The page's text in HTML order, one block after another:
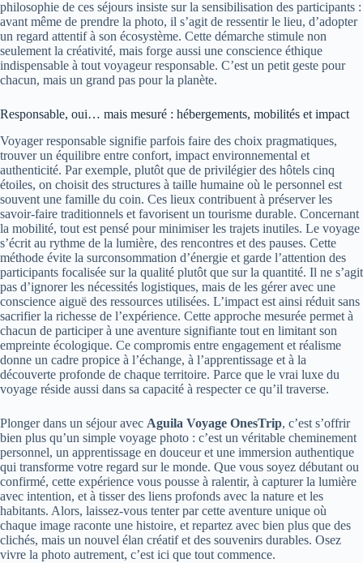
philosophie de ces séjours insiste sur la sensibilisation des participants :
avant même de prendre la photo, il s’agit de ressentir le lieu, d’adopter
un regard attentif à son écosystème. Cette démarche stimule non
seulement la créativité, mais forge aussi une conscience éthique
indispensable à tout voyageur responsable. C’est un petit geste pour
chacun, mais un grand pas pour la planète.
Responsable, oui… mais mesuré : hébergements, mobilités et impact
Voyager responsable signifie parfois faire des choix pragmatiques,
trouver un équilibre entre confort, impact environnemental et
authenticité. Par exemple, plutôt que de privilégier des hôtels cinq
étoiles, on choisit des structures à taille humaine où le personnel est
souvent une famille du coin. Ces lieux contribuent à préserver les
savoir-faire traditionnels et favorisent un tourisme durable. Concernant
la mobilité, tout est pensé pour minimiser les trajets inutiles. Le voyage
s’écrit au rythme de la lumière, des rencontres et des pauses. Cette
méthode évite la surconsommation d’énergie et garde l’attention des
participants focalisée sur la qualité plutôt que sur la quantité. Il ne s’agit
pas d’ignorer les nécessités logistiques, mais de les gérer avec une
conscience aiguë des ressources utilisées. L’impact est ainsi réduit sans
sacrifier la richesse de l’expérience. Cette approche mesurée permet à
chacun de participer à une aventure signifiante tout en limitant son
empreinte écologique. Ce compromis entre engagement et réalisme
donne un cadre propice à l’échange, à l’apprentissage et à la
découverte profonde de chaque territoire. Parce que le vrai luxe du
voyage réside aussi dans sa capacité à respecter ce qu’il traverse.
Plonger dans un séjour avec Aguila Voyage OnesTrip, c’est s’offrir
bien plus qu’un simple voyage photo : c’est un véritable cheminement
personnel, un apprentissage en douceur et une immersion authentique
qui transforme votre regard sur le monde. Que vous soyez débutant ou
confirmé, cette expérience vous pousse à ralentir, à capturer la lumière
avec intention, et à tisser des liens profonds avec la nature et les
habitants. Alors, laissez-vous tenter par cette aventure unique où
chaque image raconte une histoire, et repartez avec bien plus que des
clichés, mais un nouvel élan créatif et des souvenirs durables. Osez
vivre la photo autrement, c’est ici que tout commence.